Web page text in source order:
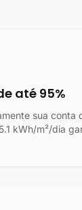
até 95%
sua conta
kWh/m²/dia